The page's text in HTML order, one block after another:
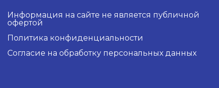
Информация на сайте не является публичной
офертой
Политика конфиденциальности
Согласие на обработку персональных данных